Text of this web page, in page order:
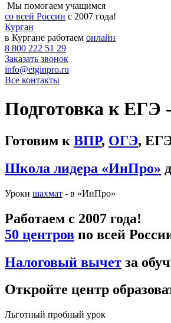
Мы помогаем учащимся
со всей России с 2007 года!
Курган
в Кургане работаем онлайн
8 800 222 51 29
Заказать звонок
info@etginpro.ru
Все контакты
Подготовка к ЕГЭ
Готовим к ВПР, ОГЭ,
Школа лидера «ИнПро»
Уроки шахмат - в «ИнПро»
Работаем с 2007 года!
50 центров по всей
Налоговый вычет за
Откройте центр
Льготный пробный урок